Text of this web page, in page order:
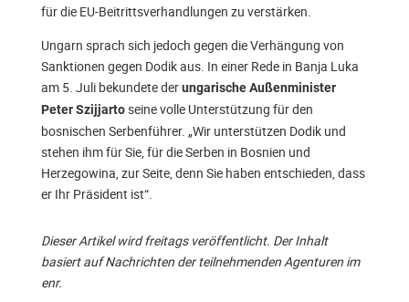
für die EU-Beitrittsverhandlungen zu verstärken.
Ungarn sprach sich jedoch gegen die Verhängung von
Sanktionen gegen Dodik aus. In einer Rede in Banja Luka
am 5. Juli bekundete derungarische Außenminister
Peter Szijjartoseine volle Unterstützung für den
bosnischen Serbenführer. „Wir unterstützen Dodik und
stehen ihm für Sie, für die Serben in Bosnien und
Herzegowina, zur Seite, denn Sie haben entschieden, dass
er Ihr Präsident ist“.
Dieser Artikel wird freitags veröffentlicht. Der Inhalt
basiert auf Nachrichten der teilnehmenden Agenturen im
enr.